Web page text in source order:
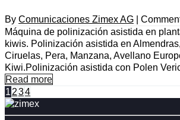
By Comunicaciones Zimex AG
Máquina de polinización asistida en
kiwis. Polinización asistida en
Ciruelas, Pera, Manzana, Avellano
Kiwi.Polinización asistida con Polen
Read more
1 234